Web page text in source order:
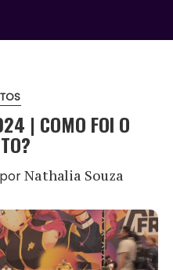
| COMO FOI O
porNathalia Souza